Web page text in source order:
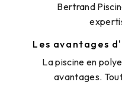
Bertrand
Les avantages
La piscine en
avantages.